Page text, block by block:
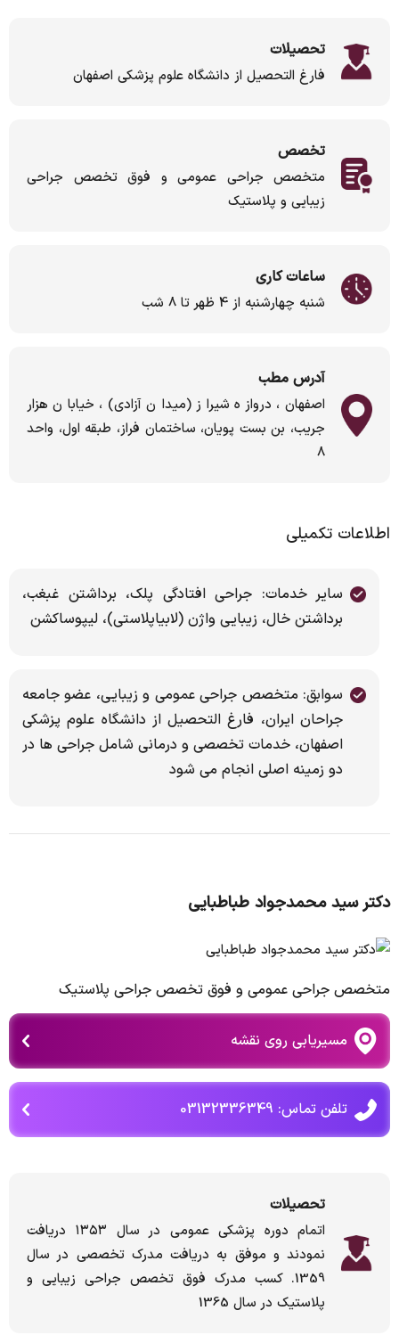
تحصیلات
فارغ التحصیل از دانشگاه علوم پزشکی اصفهان
تخصص
متخصص جراحی عمومی و فوق تخصص جراحی
زیبایی و پلاستیک
ساعات کاری
شنبه چهارشنبه از 4 ظهر تا 8 شب
آدرس مطب
اصفهان، دروازه شیراز (میدان آزادی)، خیابان هزار
جریب، بن بست پویان، ساختمان فراز، طبقه اول، واحد
۸
اطلاعات تکمیلی
سایر خدمات: جراحی افتادگی پلک، برداشتن غبغب،
برداشتن خال، زیبایی واژن (لابیاپلاستی)، لیپوساکشن
سوابق: متخصص جراحی عمومی و زیبایی، عضو جامعه
جراحان ایران، فارغ التحصیل از دانشگاه علوم پزشکی
اصفهان، خدمات تخصصی و درمانی شامل جراحی ها در
دو زمینه اصلی انجام می شود
دکتر سید محمدجواد طباطبایی
متخصص جراحی عمومی و فوق تخصص جراحی پلاستیک
مسیریابی روی نقشه
تلفن تماس: 03132336349
تحصیلات
اتمام دوره پزشکی عمومی در سال ۱۳۵۳ دریافت
نمودند و موفق به دریافت مدرک تخصصی در سال
1359. کسب مدرک فوق تخصص جراحی زیبایی و
پلاستیک در سال 1365